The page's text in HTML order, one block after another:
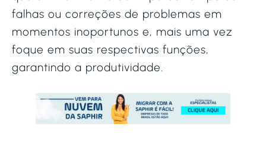
falhas ou correções de problemas em
momentos inoportunos e, mais uma vez
foque em suas respectivas funções,
garantindo a produtividade.